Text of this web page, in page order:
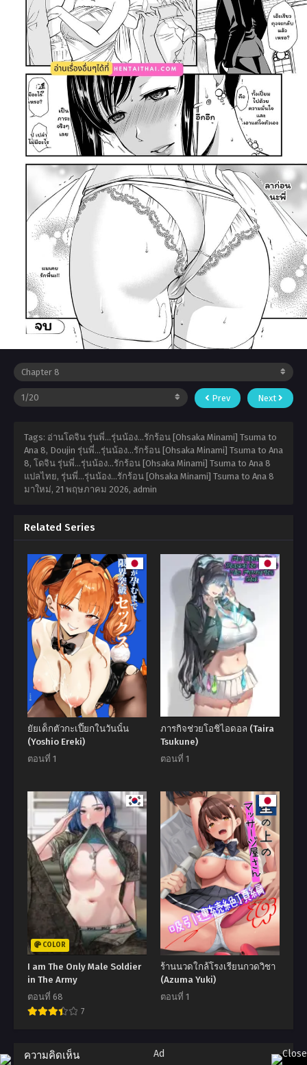
Prev Next
Tags: อ่านโดจิน รุ่นพี่…รุ่นน้อง…รักร้อน [Ohsaka Minami] Tsuma to
Ana 8, Doujin รุ่นพี่…รุ่นน้อง…รักร้อน [Ohsaka Minami] Tsuma to Ana
8, โดจิน รุ่นพี่…รุ่นน้อง…รักร้อน [Ohsaka Minami] Tsuma to Ana 8
แปลไทย, รุ่นพี่…รุ่นน้อง…รักร้อน [Ohsaka Minami] Tsuma to Ana 8
มาใหม่, 21 พฤษภาคม 2026, admin
Related Series
ยัยเด็กตัวกะเปี๊ยกในวันนั้น
(Yoshio Ereki)
ตอนที่ 1
ภารกิจช่วยโอชิไอดอล (Taira
Tsukune)
ตอนที่ 1
COLOR
I am The Only Male Soldier
in The Army
ตอนที่ 68
7
ร้านนวดใกล้โรงเรียนกวดวิชา
(Azuma Yuki)
ตอนที่ 1
ความคิดเห็น